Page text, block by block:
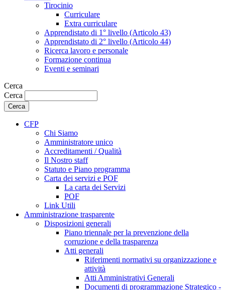
Tirocinio
Curriculare
Extra curriculare
Apprendistato di 1° livello (Articolo 43)
Apprendistato di 2° livello (Articolo 44)
Ricerca lavoro e personale
Formazione continua
Eventi e seminari
Cerca
Cerca
CFP
Chi Siamo
Amministratore unico
Accreditamenti / Qualità
Il Nostro staff
Statuto e Piano programma
Carta dei servizi e POF
La carta dei Servizi
POF
Link Utili
Amministrazione trasparente
Disposizioni generali
Piano triennale per la prevenzione della
corruzione e della trasparenza
Atti generali
Riferimenti normativi su organizzazione e
attività
Atti Amministrativi Generali
Documenti di programmazione Strategico -